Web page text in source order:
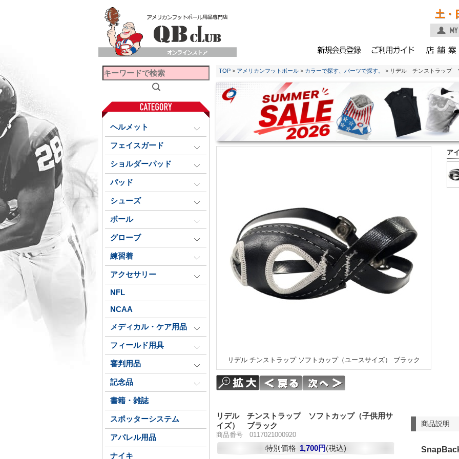
土・
ヘルメット
フェイスガード
ショルダーパッド
パッド
シューズ
ボール
グローブ
練習着
アクセサリー
NFL
NCAA
メディカル・ケア用品
フィールド用具
審判用品
記念品
書籍・雑誌
スポッターシステム
アパレル用品
ナイキ
TOP > アメリカンフットボール > カラーで探す、パーツで探す。 > リデル チンストラップ
ア
リデル チンストラップ ソフトカップ（ユースサイズ） ブラック
商品説明
リデル チンストラップ ソフトカップ（子供用サ
イズ） ブラック
商品番号 0117021000920
特別価格 1,700円(税込)